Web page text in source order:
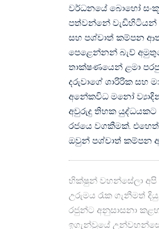
වර්ධනයේ බොහෝ
පත්වන්නේ වැඩිහිටියන්
සහ පශ්චාත් කම්පන
පෙළෙන්නන් බැව්
තාක්ෂණයෙන් ළමා
දරුවාගේ ශාරිරික සහ
අනේකවිධ මනෝ
අවුරුදු තිහක
රජයෙ වගකීමක්.
ඔවුන් පශ්චාත් කම්පන
භික්ෂුන් වහන්සේලා අපි
උරුමය රැක ​ගැ​නී​ම​ත්
රජුන්ට අනුසාසනා
ඉගැන්වූයේ